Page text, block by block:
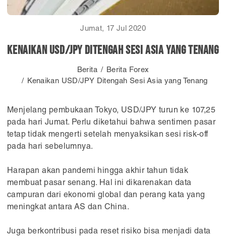
Jumat, 17 Jul 2020
Kenaikan USD/JPY Ditengah Sesi Asia yang Tenang
Berita
Berita Forex
Kenaikan USD/JPY Ditengah Sesi Asia yang Tenang
Menjelang pembukaan Tokyo, USD/JPY turun ke 107,25
pada hari Jumat. Perlu diketahui bahwa sentimen pasar
tetap tidak mengerti setelah menyaksikan sesi risk-off
pada hari sebelumnya.
Harapan akan pandemi hingga akhir tahun tidak
membuat pasar senang. Hal ini dikarenakan data
campuran dari ekonomi global dan perang kata yang
meningkat antara AS dan China.
Juga berkontribusi pada reset risiko bisa menjadi data